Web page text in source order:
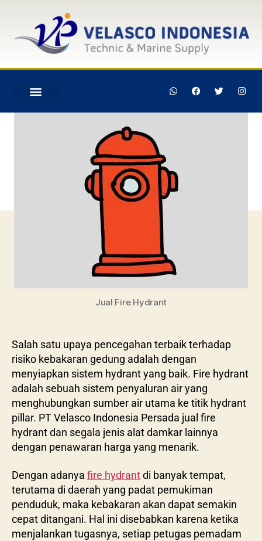
Jual Fire Hydrant
Salah satu upaya pencegahan terbaik terhadap
risiko kebakaran gedung adalah dengan
menyiapkan sistem hydrant yang baik. Fire hydrant
adalah sebuah sistem penyaluran air yang
menghubungkan sumber air utama ke titik hydrant
pillar. PT Velasco Indonesia Persada jual fire
hydrant dan segala jenis alat damkar lainnya
dengan penawaran harga yang menarik.
Dengan adanya fire hydrantdi banyak tempat,
terutama di daerah yang padat pemukiman
penduduk, maka kebakaran akan dapat semakin
cepat ditangani. Hal ini disebabkan karena ketika
menjalankan tugasnya, setiap petugas pemadam